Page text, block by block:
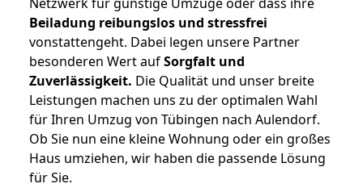
Beiladung reibungslos und stressfrei
vonstattengeht. Dabei legen unsere Partner
besonderen Wert aufSorgfalt und
Zuverlässigkeit. Die Qualität und unser breite
Leistungen machen uns zu der optimalen Wahl
für Ihren Umzug von Tübingen nach Aulendorf.
Ob Sie nun eine kleine Wohnung oder ein großes
Haus umziehen, wir haben die passende Lösung
für Sie.